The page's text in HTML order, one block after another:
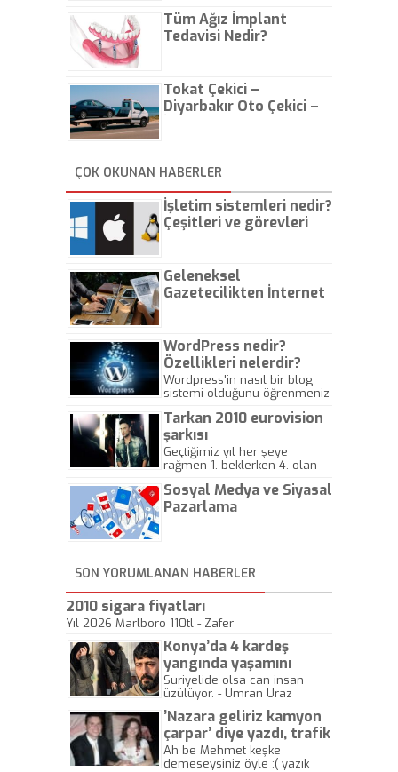
Tüm Ağız İmplant
Tedavisi Nedir?
Tokat Çekici –
Diyarbakır Oto Çekici –
ÇOK OKUNAN HABERLER
İşletim sistemleri nedir?
Çeşitleri ve görevleri
Geleneksel
Gazetecilikten İnternet
WordPress nedir?
Özellikleri nelerdir?
Wordpress'in nasıl bir blog
sistemi olduğunu öğrenmeniz
Tarkan 2010 eurovision
şarkısı
Geçtiğimiz yıl her şeye
rağmen 1. beklerken 4. olan
gösterisinin bu yarışmada
önemli olmadığını anlamıştır.
Sosyal Medya ve Siyasal
Pazarlama
SON YORUMLANAN HABERLER
2010 sigara fiyatları
Yıl 2026 Marlboro 110tl - Zafer
Konya’da 4 kardeş
yangında yaşamını
yitirdi
Suriyelide olsa can insan
üzülüyor. - Umran Uraz
’Nazara geliriz kamyon
çarpar’ diye yazdı, trafik
kazasında öldü!
Ah be Mehmet keşke
demeseysiniz öyle :( yazık